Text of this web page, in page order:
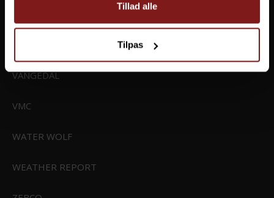
Tillad alle
Tilpas
VANGEDAL
VMC
WATER WOLF
WEATHER REPORT